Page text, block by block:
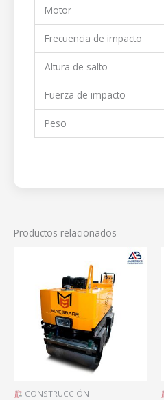
Motor
Frecuencia de impacto
Altura de salto
Fuerza de impacto
Peso
Productos relacionados
CONSTRUCCIÓN